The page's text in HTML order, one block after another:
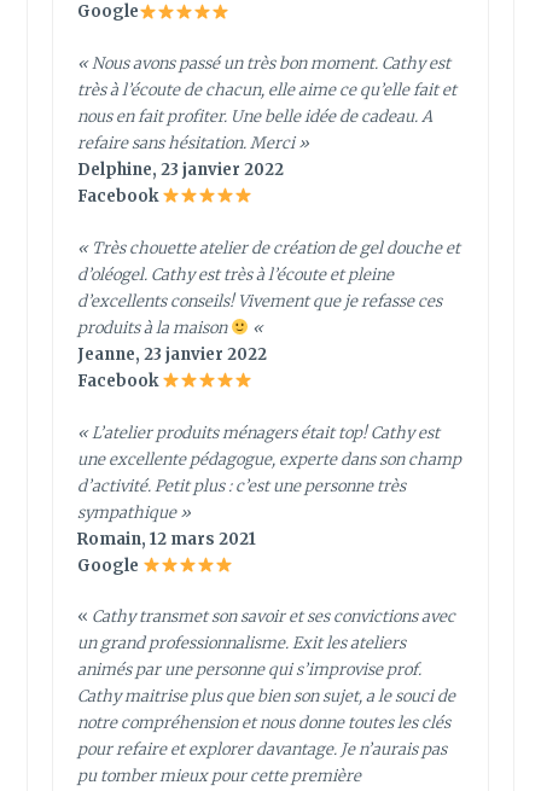
Google
« Nous avons passé un très bon moment. Cathy est
très à l’écoute de chacun, elle aime ce qu’elle fait et
nous en fait profiter. Une belle idée de cadeau. A
refaire sans hésitation. Merci »
Delphine, 23 janvier 2022
Facebook
« Très chouette atelier de création de gel douche et
d’oléogel. Cathy est très à l’écoute et pleine
d’excellents conseils! Vivement que je refasse ces
produits à la maison
«
Jeanne, 23 janvier 2022
Facebook
«L’atelier produits ménagers était top! Cathy est
une excellente pédagogue, experte dans son champ
d’activité. Petit plus : c’est une personne très
sympathique»
Romain, 12 mars 2021
Google
« Cathy transmet son savoir et ses convictions avec
un grand professionnalisme. Exit les ateliers
animés par une personne qui s’improvise prof.
Cathy maitrise plus que bien son sujet, a le souci de
notre compréhension et nous donne toutes les clés
pour refaire et explorer davantage. Je n’aurais pas
pu tomber mieux pour cette première